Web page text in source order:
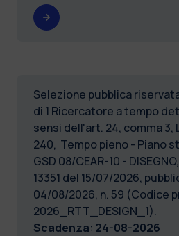
Selezione pubblica
di 1 Ricercatore a tempo
sensi dell'art. 24, comma 3,
240, Tempo pieno - Piano
GSD 08/CEAR-10 -
13351 del 15/07/2026,
04/08/2026, n. 59 (Codice
2026_RTT_DESIGN_1).
Scadenza: 24-08-2026